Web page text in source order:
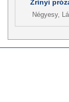
Zrínyi
Négyesy,